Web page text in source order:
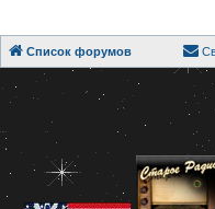
Список форумов